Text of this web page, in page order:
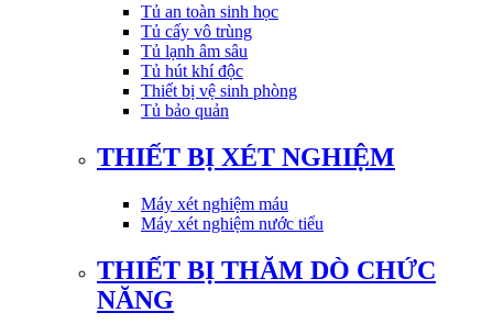
Tủ an toàn sinh học
Tủ cấy vô trùng
Tủ lạnh âm sâu
Tủ hút khí độc
Thiết bị vệ sinh phòng
Tủ bảo quản
THIẾT BỊ XÉT NGHIỆM
Máy xét nghiệm máu
Máy xét nghiệm nước tiểu
THIẾT BỊ THĂM DÒ CHỨC
NĂNG